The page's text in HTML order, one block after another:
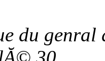
du genral